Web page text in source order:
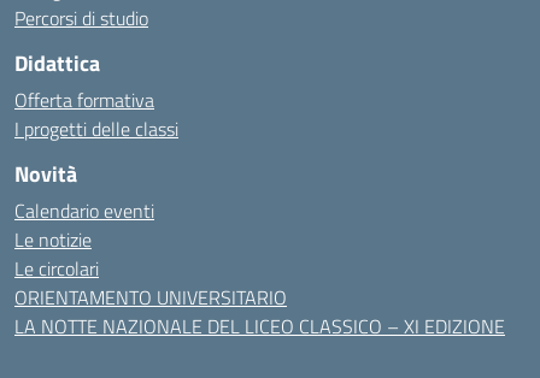
Percorsi di studio
Didattica
Offerta formativa
I progetti delle classi
Novità
Calendario eventi
Le notizie
Le circolari
ORIENTAMENTO UNIVERSITARIO
LA NOTTE NAZIONALE DEL LICEO CLASSICO – XI EDIZIONE